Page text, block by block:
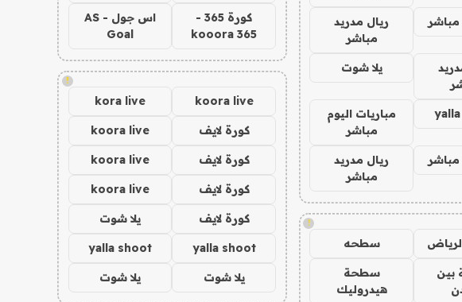
مباشر
ريال مدريد
مباشر
يلا شوت
مباريات اليوم
مباشر
مباشر
ريال مدريد
مباشر
!
سطحه
سطحة
هيدروليك
كورة 365 -
kooora 365
اس جول - AS
Goal
!
koora live
kora live
كورة لايف koora live
كورة لايف koora live
كورة لايف koora live
كورة لايف يلا شوت
yalla shoot
yalla shoot
يلا شوت يلا شوت